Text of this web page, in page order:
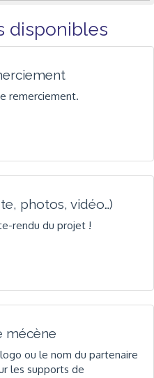
disponibles
remerciement.
photos, vidéo…)
rendu du projet !
mécène
ou le nom du partenaire
les supports de